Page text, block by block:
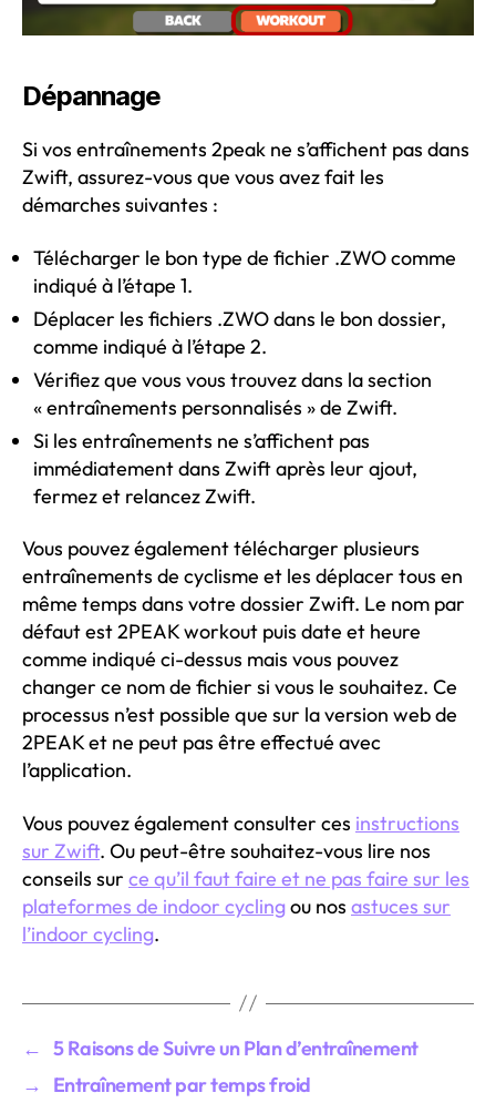
Dépannage
Si vos entraînements 2peak ne s’affichent pas dans
Zwift, assurez-vous que vous avez fait les
démarches suivantes :
Télécharger le bon type de fichier .ZWO comme
indiqué à l’étape 1.
Déplacer les fichiers .ZWO dans le bon dossier,
comme indiqué à l’étape 2.
Vérifiez que vous vous trouvez dans la section
« entraînements personnalisés » de Zwift.
Si les entraînements ne s’affichent pas
immédiatement dans Zwift après leur ajout,
fermez et relancez Zwift.
Vous pouvez également télécharger plusieurs
entraînements de cyclisme et les déplacer tous en
même temps dans votre dossier Zwift. Le nom par
défaut est 2PEAK workout puis date et heure
comme indiqué ci-dessus mais vous pouvez
changer ce nom de fichier si vous le souhaitez. Ce
processus n’est possible que sur la version web de
2PEAK et ne peut pas être effectué avec
l’application.
Vous pouvez également consulter ces instructions
sur Zwift. Ou peut-être souhaitez-vous lire nos
conseils sur ce qu’il faut faire et ne pas faire sur les
plateformes de indoor cyclingou nos astuces sur
l’indoor cycling.
← 5 Raisons de Suivre un Plan d’entraînement
→
Entraînement par temps froid